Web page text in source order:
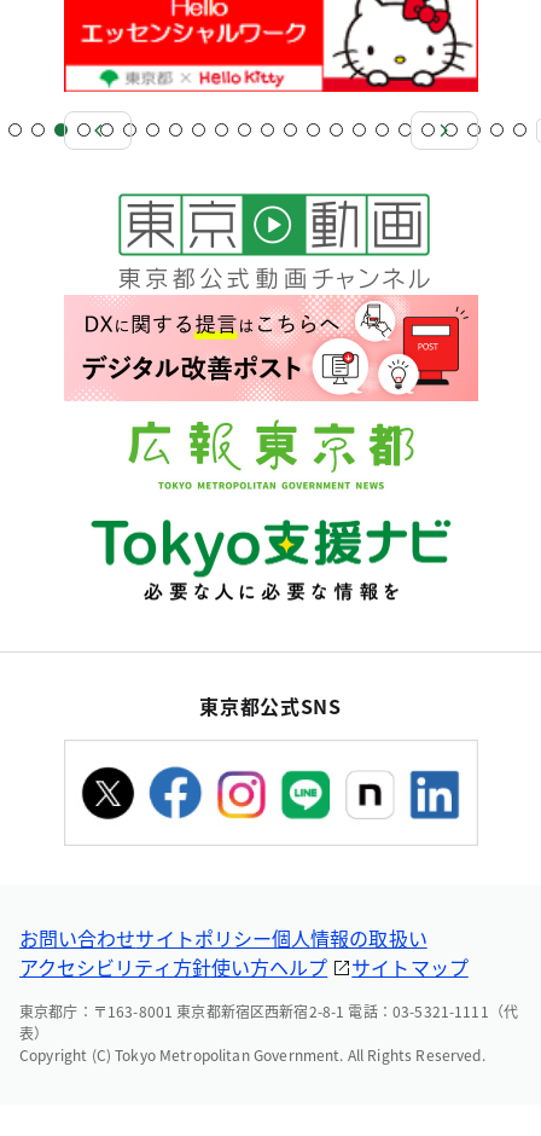
東京都公式SNS
お問い合わせサイトポリシー個人情報の取扱い
アクセシビリティ方針使い方ヘルプ サイトマップ
東京都庁：〒163-8001 東京都新宿区西新宿2-8-1 電話：03-5321-1111（代
表）
Copyright (C) Tokyo Metropolitan Government. All Rights Reserved.